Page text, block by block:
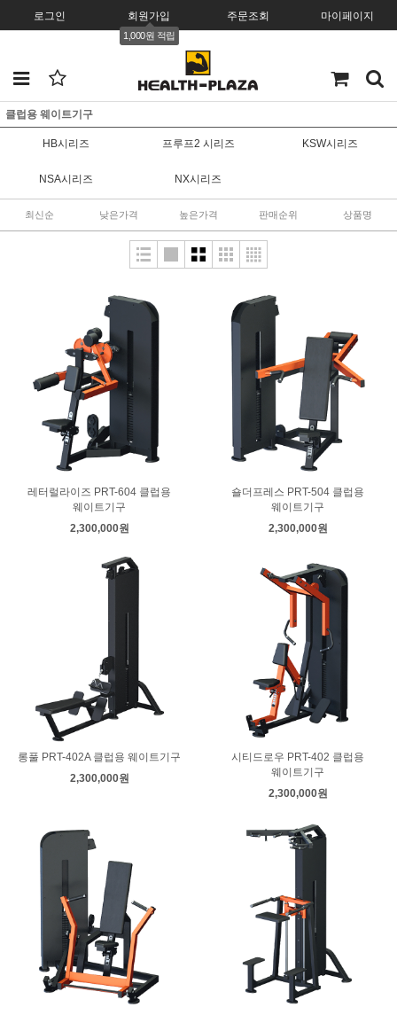
로그인 회원가입
1,000원 적립
주문조회 마이페이지
클럽용 웨이트기구
HB시리즈 프루프2 시리즈 KSW시리즈
NSA시리즈 NX시리즈
최신순 낮은가격 높은가격 판매순위 상품명
레터럴라이즈 PRT-604 클럽용
웨이트기구
2,300,000원
숄더프레스 PRT-504 클럽용
웨이트기구
2,300,000원
롱풀 PRT-402A 클럽용 웨이트기구
2,300,000원
시티드로우 PRT-402 클럽용
웨이트기구
2,300,000원